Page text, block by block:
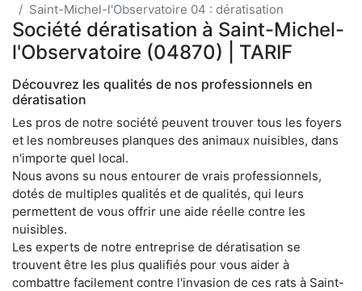
Saint-Michel-l'Observatoire 04 : dératisation
Société dératisation à Saint-Michel-
l'Observatoire (04870) | TARIF
Découvrez les qualités de nos professionnels en
dératisation
Les pros de notre société peuvent trouver tous les foyers
et les nombreuses planques des animaux nuisibles, dans
n'importe quel local.
Nous avons su nous entourer de vrais professionnels,
dotés de multiples qualités et de qualités, qui leurs
permettent de vous offrir une aide réelle contre les
nuisibles.
Les experts de notre entreprise de dératisation se
trouvent être les plus qualifiés pour vous aider à
combattre facilement contre l'invasion de ces rats à Saint-